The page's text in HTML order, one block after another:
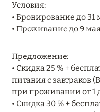
12 ноября 2025
NOVEMBER
Подробнее
Условия:
• Бронирование до 31
• Проживание до 9
Предложение:
• Скидка 25 % +
питания с завтраков
при проживании от 1
• Скидка 30 % +